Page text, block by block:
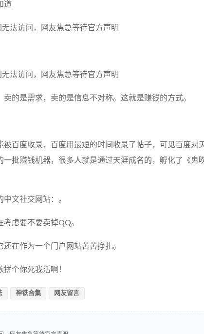
道
的是需求，卖的是信息不对称。这就是赚钱的方式。
百度收录，百度用最短的时间收录了帖子，可见百度对
一批赚钱机器，很多人就是通过天涯成名的，孵化了《鬼
文社交网站：。
虑要不要卖掉QQ。
在作为一个门户网站苦苦挣扎。
个你死我活啊！
神铁合集 网友留言